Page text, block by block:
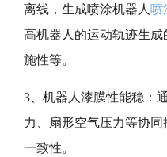
离线，生成喷涂机器人 喷
高机器人的运动轨迹生
施性等。
3、机器人漆膜性能稳：
力、扇形空气压力等协
一致性。